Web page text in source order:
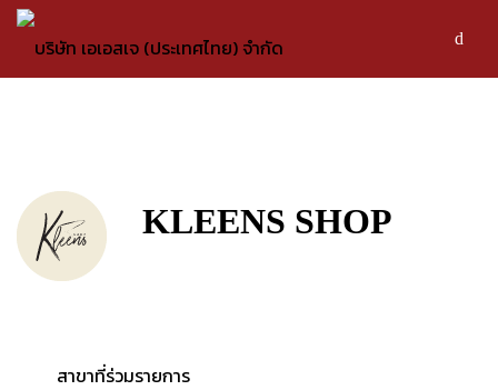
KLEENS SHOP
สาขาที่ร่วมรายการ